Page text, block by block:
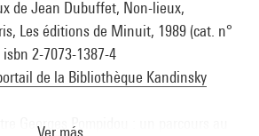
de Jean Dubuffet, Non-lieux,
Les éditions de Minuit, 1989 (cat. n°
2-7073-1387-4
de la Bibliothèque Kandinsky
Georges Pompidou : un parcours au
Ver más